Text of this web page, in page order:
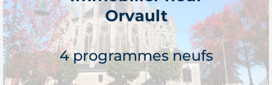
Orvault
4 programmes neufs